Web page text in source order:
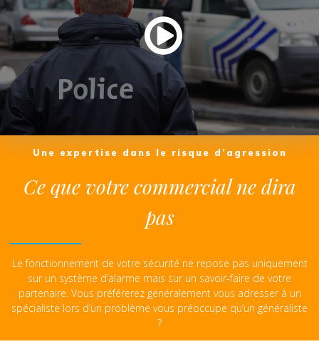
Une expertise dans le risque d’agression
Ce que votre commercial ne dira
pas
Le fonctionnement de votre sécurité ne repose pas uniquement
sur un système d’alarme mais sur un savoir-faire de votre
partenaire. Vous préférerez généralement vous adresser à un
spécialiste lors d’un problème vous préoccupe qu’un généraliste
?